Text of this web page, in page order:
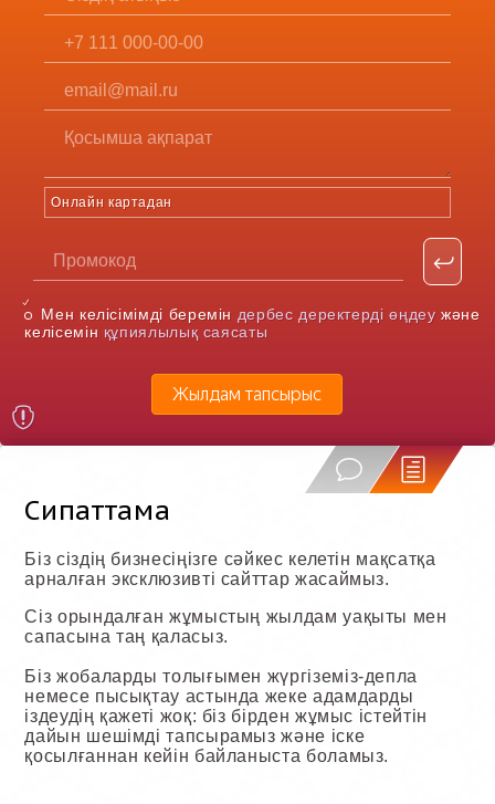
Онлайн картадан
Мен келісімімді беремін дербес деректерді өңдеу және
келісемін құпиялылық саясаты
Жылдам тапсырыс
Сипаттама
Біз сіздің бизнесіңізге сәйкес келетін мақсатқа
арналған эксклюзивті сайттар жасаймыз.
Сіз орындалған жұмыстың жылдам уақыты мен
сапасына таң қаласыз.
Біз жобаларды толығымен жүргіземіз-депла
немесе пысықтау астында жеке адамдарды
іздеудің қажеті жоқ: біз бірден жұмыс істейтін
дайын шешімді тапсырамыз және іске
қосылғаннан кейін байланыста боламыз.